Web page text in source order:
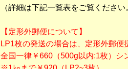
（詳細は下記一覧表をご覧ください
【定形外郵便について】
LP1枚の発送の場合は、定形外郵便
全国一律￥660（500g以内:1枚）シ